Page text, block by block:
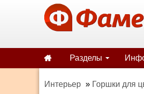
Разделы
Интерьер » Горшки для